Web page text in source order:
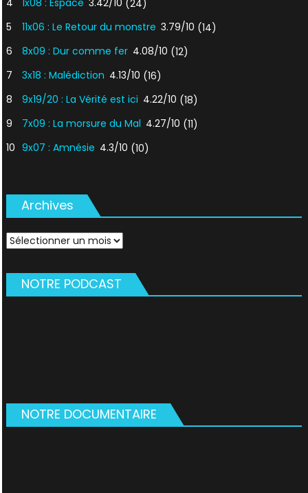
(24)
5
11x06 : Le Retour du monstre 3.79/10 (14)
6
8x09 : Dur comme fer 4.08/10 (12)
7
3x18 : Malédiction 4.13/10 (16)
8
9x19/20 : La Vérité est ici 4.22/10 (18)
9
7x09 : La morsure du Mal 4.27/10 (11)
10 9x07 : Amnésie 4.3/10 (10)
Archives
Archives
NOTRE PODCAST
NOTRE DOCUMENTAIRE